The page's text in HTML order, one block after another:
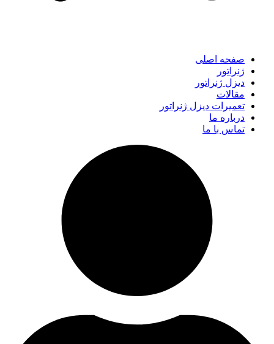
صفحه اصلی
ژنراتور
دیزل ژنراتور
مقالات
تعمیرات دیزل ژنراتور
درباره ما
تماس با ما